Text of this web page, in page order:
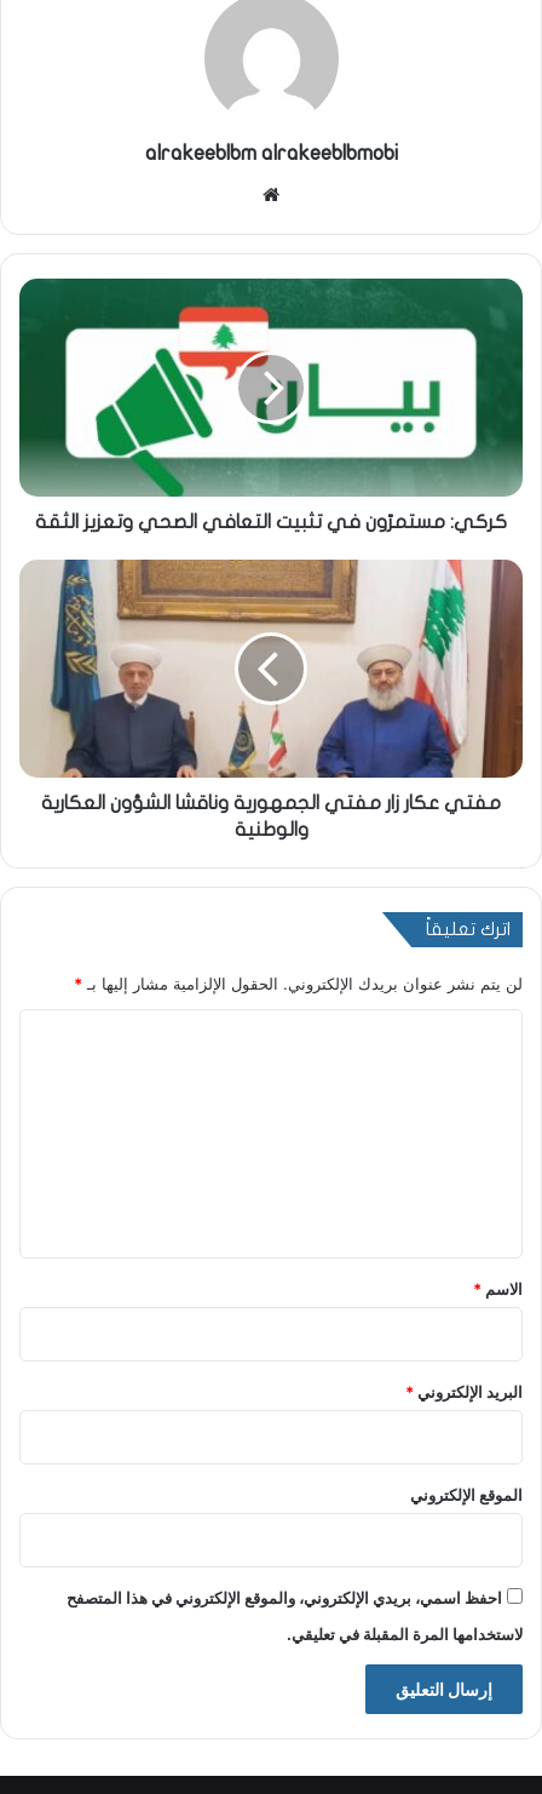
alrakeeblbm alrakeeblbmobi
كركي: مستمرّون في تثبيت التعافي الصحي وتعزيز الثقة
مفتي عكار زار مفتي الجمهورية وناقشا الشؤون العكارية
والوطنية
اترك تعليقاً
لن يتم نشر عنوان بريدك الإلكتروني. الحقول الإلزامية مشار إليها بـ *
*
الاسم *
البريد الإلكتروني*
الموقع الإلكتروني
احفظ اسمي، بريدي الإلكتروني، والموقع الإلكتروني في هذا المتصفح
لاستخدامها المرة المقبلة في تعليقي.